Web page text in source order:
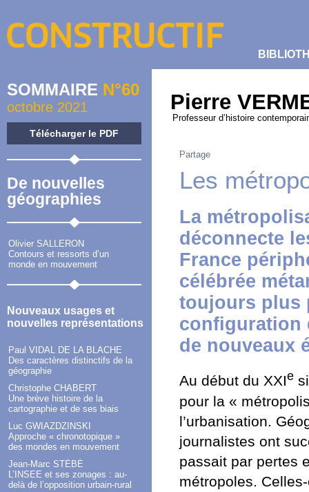
SOMMAIRE N°60
octobre 2021
Télécharger le PDF
De nouvelles
géographies
Olivier SALLERON
Contours et ressorts d’un
monde en mouvement
Nouveaux usages et
nouvelles représentations
Paul VIDAL DE LA BLACHE
Des caractères distinctifs de la
géographie
Christophe CHABERT
Une brève histoire de la
cartographie et de ses biais
Luc GWIAZDZINSKI
Approche « chronotopique »
des mondes en mouvement
Jean-Marc STÉBÉ
L’INSEE et ses zonages : au-
delà de l’opposition urbain-rural
Pierre
Professeur d’histoire
Partage
Les
La
déconnecte
France
célébrée
toujours plus
configuration
de nouveaux
Au début du XXIe
pour la «
l’urbanisation.
journalistes ont
passait par pertes
métropoles.